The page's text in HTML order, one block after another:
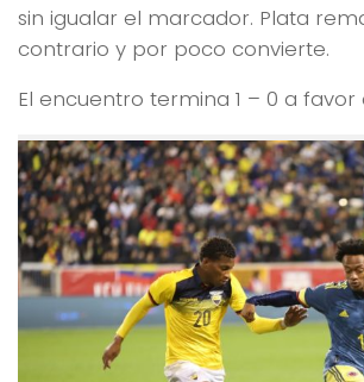
sin igualar el marcador. Plata
contrario y por poco convierte.
El encuentro termina 1 – 0 a